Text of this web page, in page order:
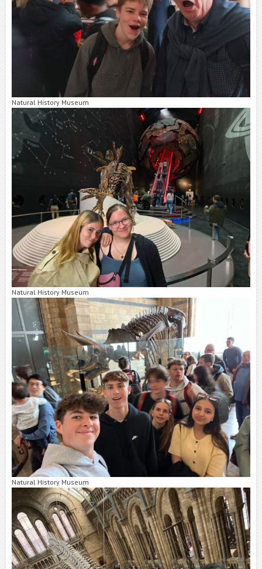
Natural History Museum
Natural History Museum
Natural History Museum